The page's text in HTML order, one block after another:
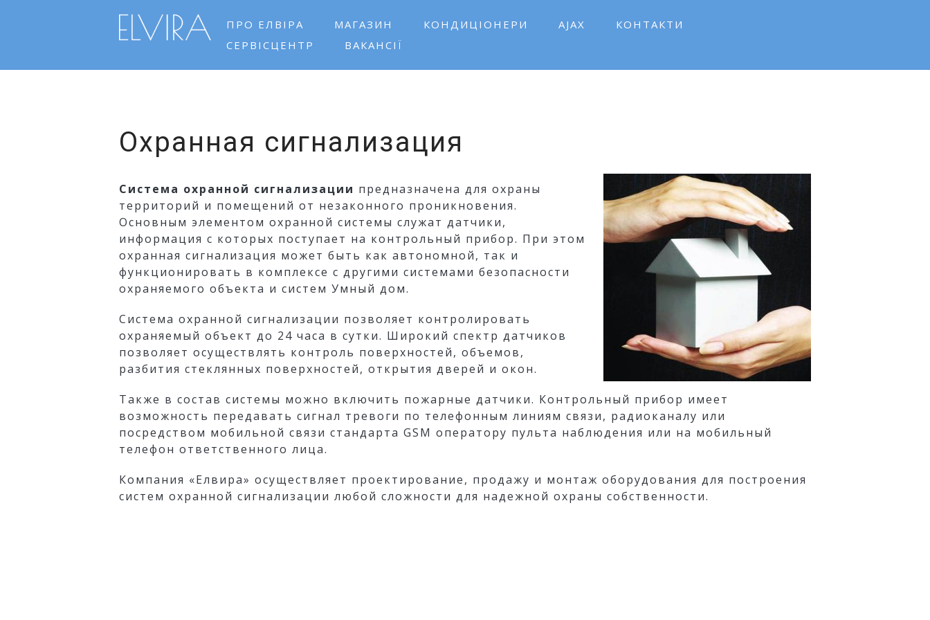
Магазин
Вакансії
ПРО ЕЛВІРА МАГАЗИН КОНДИЦІОНЕРИ AJAX
КОНТАКТИ
СЕРВІСЦЕНТР
ВАКАНСІЇ
Охранная сигнализация
Система охранной сигнализации предназначена для охраны
территорий и помещений от незаконного проникновения.
Основным элементом охранной системы служат датчики,
информация с которых поступает на контрольный прибор. При этом
охранная сигнализация может быть как автономной, так и
функционировать в комплексе с другими системами безопасности
охраняемого объекта и систем Умный дом.
Система охранной сигнализации позволяет контролировать
охраняемый объект до 24 часа в сутки. Широкий спектр датчиков
позволяет осуществлять контроль поверхностей, объемов,
разбития стеклянных поверхностей, открытия дверей и окон.
Также в состав системы можно включить пожарные датчики. Контрольный прибор имеет
возможность передавать сигнал тревоги по телефонным линиям связи, радиоканалу или
посредством мобильной связи стандарта GSM оператору пульта наблюдения или на мобильный
телефон ответственного лица.
Компания «Елвира» осуществляет проектирование, продажу и монтаж оборудования для построения
систем охранной сигнализации любой сложности для надежной охраны собственности.